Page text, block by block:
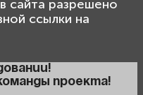
сайта разрешено
ссылки на
проекта!